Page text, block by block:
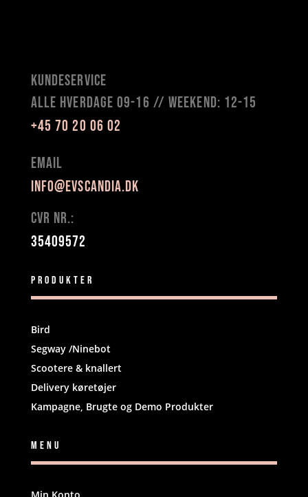
KUNDESERVICE
alle HVERDAGE 09-16 // weekend: 12-15
+45 70 20 06 02
Email
info@evscandia.dk
CVR NR.:
35409572
Produkter
Bird
Segway /Ninebot
Scootere & knallert
Delivery køretøjer
Kampagne, Brugte og Demo Produkter
Menu